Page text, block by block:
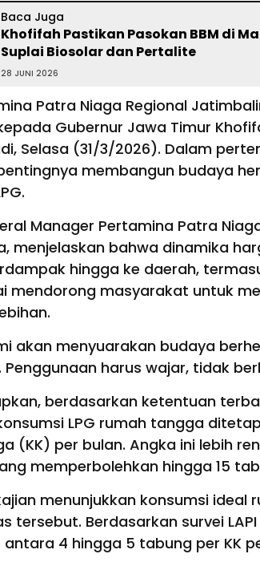
Baca Juga
Khofifah Pastikan Pasokan BBM di
Suplai Biosolar dan Pertalite
28 JUNI 2026
Patra Niaga Regional
Gubernur Jawa Timur
Selasa (31/3/2026). Dalam
membangun budaya
Manager Pertamina Patra
menjelaskan bahwa dinamika
hingga ke daerah,
mendorong masyarakat untuk
akan menyuarakan budaya
Penggunaan harus wajar, tidak
berdasarkan ketentuan
LPG rumah tangga
(KK) per bulan. Angka ini lebih
memperbolehkan hingga 15
menunjukkan konsumsi
tersebut. Berdasarkan survei LAPI
4 hingga 5 tabung per KK